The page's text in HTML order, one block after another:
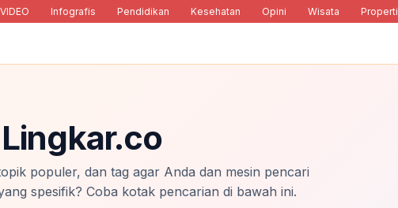
VIDEO Infografis Pendidikan Kesehatan Opini Wisata Properti
populer, dan tag agar Anda dan mesin pencari
spesifik? Coba kotak pencarian di bawah ini.